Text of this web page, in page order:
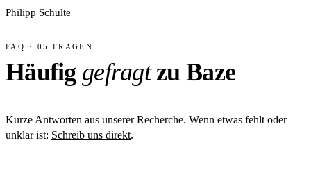
Philipp Schulte
FAQ · 05 FRAGEN
Häufig gefragtzu Baze
Kurze Antworten aus unserer Recherche. Wenn etwas fehlt oder
unklar ist: Schreib uns direkt.